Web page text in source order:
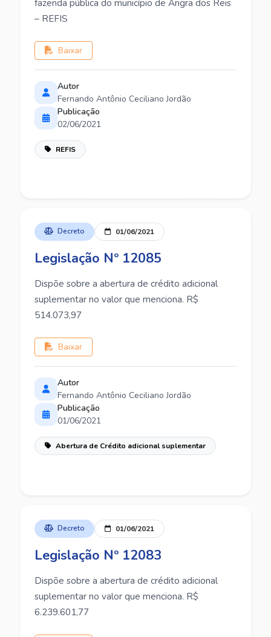
fazenda pública do município de Angra dos Reis
– REFIS
Baixar
Autor
Fernando Antônio Ceciliano Jordão
Publicação
02/06/2021
REFIS
Decreto 01/06/2021
Legislação Nº 12085
Dispõe sobre a abertura de crédito adicional
suplementar no valor que menciona. R$
514.073,97
Baixar
Autor
Fernando Antônio Ceciliano Jordão
Publicação
01/06/2021
Abertura de Crédito adicional suplementar
Decreto 01/06/2021
Legislação Nº 12083
Dispõe sobre a abertura de crédito adicional
suplementar no valor que menciona. R$
6.239.601,77